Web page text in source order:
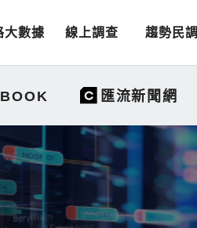
大數據 線上調查 趨勢民調
匯流新聞網